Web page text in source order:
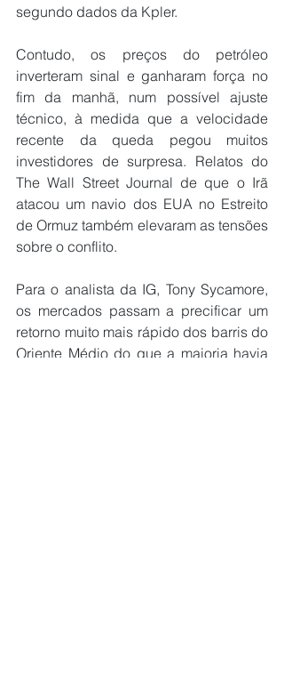
segundo dados da Kpler.
Contudo, os preços do petróleo
inverteram sinal e ganharam força no
fim da manhã, num possível ajuste
técnico, à medida que a velocidade
recente da queda pegou muitos
investidores de surpresa. Relatos do
The Wall Street Journal de que o Irã
atacou um navio dos EUA no Estreito
de Ormuz também elevaram as tensões
sobre o conflito.
Para o analista da IG, Tony Sycamore,
os mercados passam a precificar um
retorno muito mais rápido dos barris do
Oriente Médio do que a maioria havia